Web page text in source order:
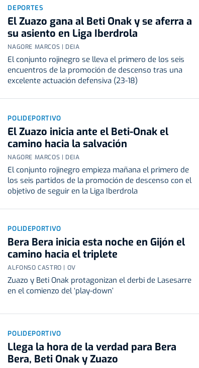
DEPORTES
El Zuazo gana al Beti Onak y se aferra a
su asiento en Liga Iberdrola
NAGORE MARCOS | DEIA
El conjunto rojinegro se lleva el primero de los seis
encuentros de la promoción de descenso tras una
excelente actuación defensiva (23-18)
POLIDEPORTIVO
El Zuazo inicia ante el Beti-Onak el
camino hacia la salvación
NAGORE MARCOS | DEIA
El conjunto rojinegro empieza mañana el primero de
los seis partidos de la promoción de descenso con el
objetivo de seguir en la Liga Iberdrola
POLIDEPORTIVO
Bera Bera inicia esta noche en Gijón el
camino hacia el triplete
ALFONSO CASTRO | OV
Zuazo y Beti Onak protagonizan el derbi de Lasesarre
en el comienzo del ‘play-down’
POLIDEPORTIVO
Llega la hora de la verdad para Bera
Bera, Beti Onak y Zuazo